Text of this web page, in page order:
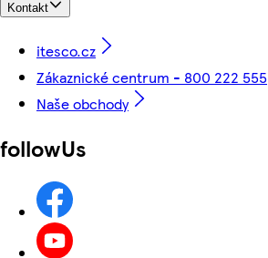
Kontakt
itesco.cz
Zákaznické centrum - 800 222 555
Naše obchody
followUs